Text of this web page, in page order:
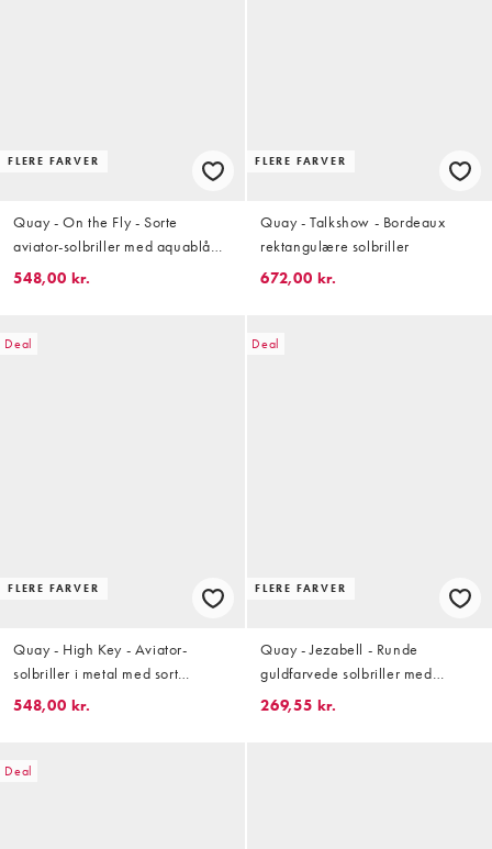
FLERE FARVER
Quay - On the Fly - Sorte
aviator-solbriller med aquablå
glas
548,00 kr.
FLERE FARVER
Quay - Talkshow - Bordeaux
rektangulære solbriller
672,00 kr.
Deal
FLERE FARVER
Quay - High Key - Aviator-
solbriller i metal med sort
farveovergang
548,00 kr.
Deal
FLERE FARVER
Quay - Jezabell - Runde
guldfarvede solbriller med
røgfarvet glas
269,55 kr.
Deal